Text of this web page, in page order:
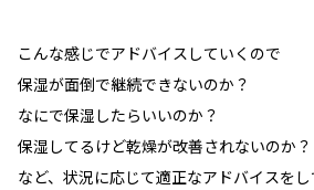
こんな感じでアドバイスしていくので
保湿が面倒で継続できないのか？
なにで保湿したらいいのか？
保湿してるけど乾燥が改善されないのか？
など、状況に応じて適正なアドバイスを